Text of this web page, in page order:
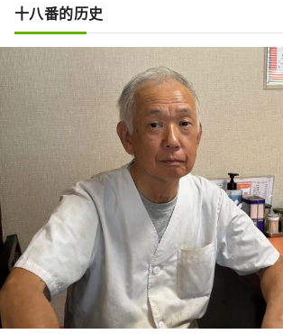
十八番的历史